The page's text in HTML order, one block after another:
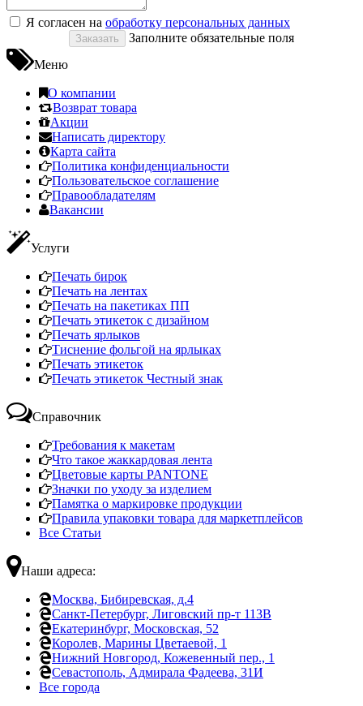
Я согласен на обработку персональных данных
Заполните обязательные поля
Меню
О компании
Возврат товара
Акции
Написать директору
Карта сайта
Политика конфиденциальности
Пользовательское соглашение
Правообладателям
Вакансии
Услуги
Печать бирок
Печать на лентах
Печать на пакетиках ПП
Печать этикеток с дизайном
Печать ярлыков
Тиснение фольгой на ярлыках
Печать этикеток
Печать этикеток Честный знак
Справочник
Требования к макетам
Что такое жаккардовая лента
Цветовые карты PANTONE
Значки по уходу за изделием
Памятка о маркировке продукции
Правила упаковки товара для маркетплейсов
Все Статьи
Наши адреса:
Москва, Бибиревская, д.4
Санкт-Петербург, Лиговский пр-т 113В
Екатеринбург, Московская, 52
Королев, Марины Цветаевой, 1
Нижний Новгород, Кожевенный пер., 1
Севастополь, Адмирала Фадеева, 31И
Все города